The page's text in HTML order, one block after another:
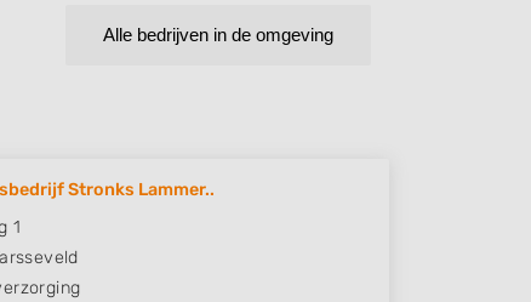
Alle bedrijven in de omgeving
Stronks Lammer..
1